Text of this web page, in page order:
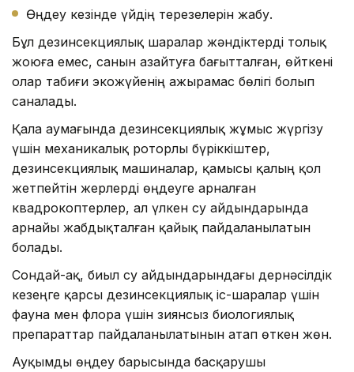
Өңдеу кезінде үйдің терезелерін жабу.
Бұл дезинсекциялық шаралар жәндіктерді толық
жоюға емес, санын азайтуға бағытталған, өйткені
олар табиғи экожүйенің ажырамас бөлігі болып
саналады.
Қала аумағында дезинсекциялық жұмыс жүргізу
үшін механикалық роторлы бүріккіштер,
дезинсекциялық машиналар, қамысы қалың қол
жетпейтін жерлерді өңдеуге арналған
квадрокоптерлер, ал үлкен су айдындарында
арнайы жабдықталған қайық пайдаланылатын
болады.
Сондай-ақ, биыл су айдындарындағы дернәсілдік
кезеңге қарсы дезинсекциялық іс-шаралар үшін
фауна мен флора үшін зиянсыз биологиялық
препараттар пайдаланылатынын атап өткен жөн.
Ауқымды өңдеу барысында басқарушы